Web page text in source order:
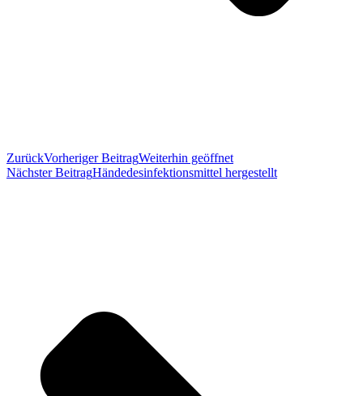
ZurückVorheriger BeitragWeiterhin geöffnet
Nächster BeitragHändedesinfektionsmittel hergestellt